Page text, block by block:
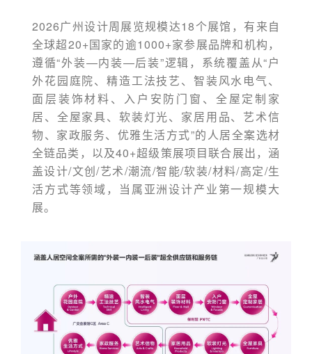
2026广州设计周展览规模达18个展馆，有来自
全球超20+国家的逾1000+家参展品牌和机构，
遵循“外装—内装—后装”逻辑，系统覆盖从“户
外花园庭院、精造工法技艺、智装风水电气、
面层装饰材料、入户安防门窗、全屋定制家
居、全屋家具、软装灯光、家居用品、艺术信
物、家政服务、优雅生活方式”的人居全案选材
全链品类，以及40+超级策展项目联合展出，涵
盖设计/文创/艺术/潮流/智能/软装/材料/高定/生
活方式等领域，当属亚洲设计产业第一规模大
展。